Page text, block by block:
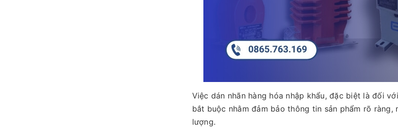
Việc dán nhãn hàng hóa nhập khẩu, đặc biệt là đối
bắt buộc nhằm đảm bảo thông tin sản phẩm rõ
lượng.